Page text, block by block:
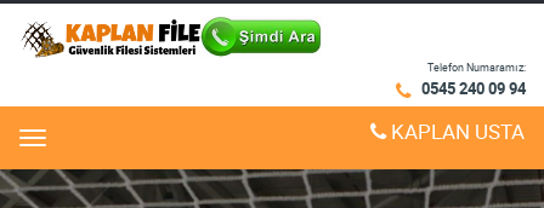
Telefon Numaramız:
0545 240 09 94
Menu KAPLAN USTA